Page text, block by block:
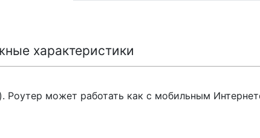
характеристики
Роутер может работать как с мобильным